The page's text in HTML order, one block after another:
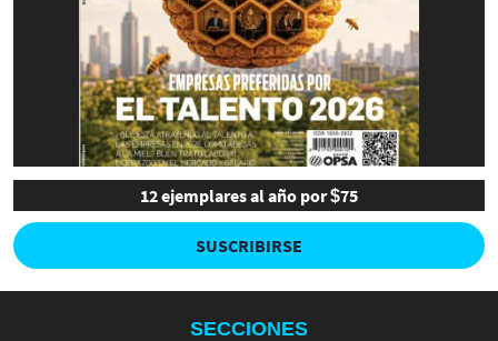
12 ejemplares al año por $75
SUSCRIBIRSE
SECCIONES